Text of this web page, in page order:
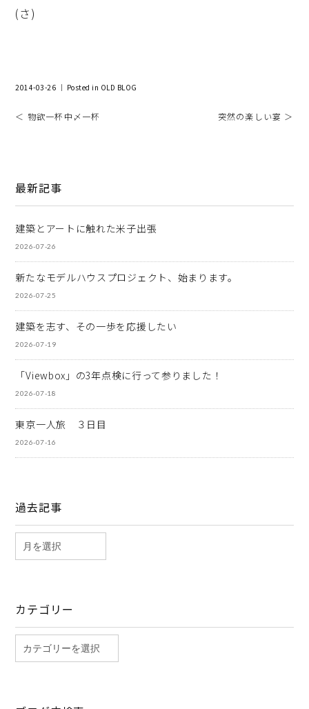
(さ)
2014-03-26 ｜ Posted in OLD BLOG
＜ 物欲一杯中〆一杯 突然の楽しい宴 ＞
最新記事
建築とアートに触れた米子出張
2026-07-26
新たなモデルハウスプロジェクト、始まります。
2026-07-25
建築を志す、その一歩を応援したい
2026-07-19
「Viewbox」の3年点検に行って参りました！
2026-07-18
東京一人旅 ３日目
2026-07-16
過去記事
カテゴリー